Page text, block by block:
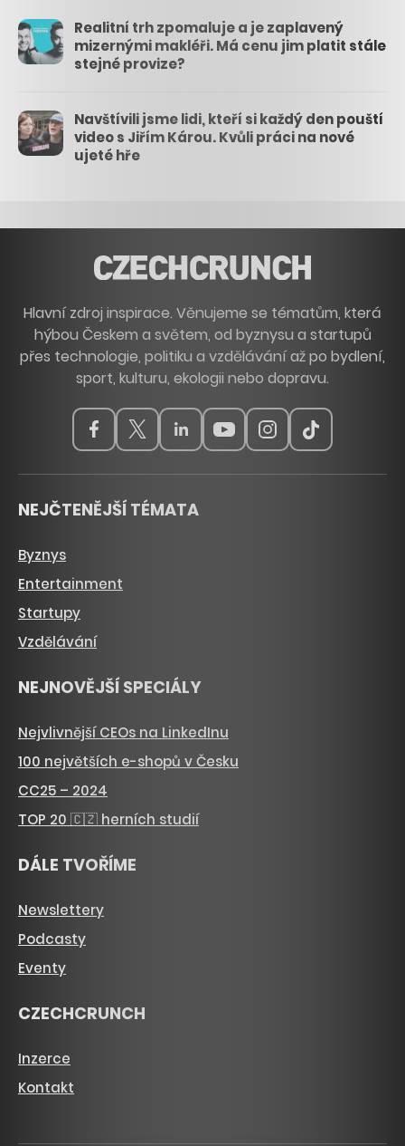
Realitní trh zpomaluje a je zaplavený
mizernými makléři. Má cenu jim platit stále
stejné provize?
Navštívili jsme lidi, kteří si každý den pouští
video s Jiřím Károu. Kvůli práci na nové
ujeté hře
Hlavní zdroj inspirace. Věnujeme se tématům, která
hýbou Českem a světem, od byznysu a startupů
přes technologie, politiku a vzdělávání až po bydlení,
sport, kulturu, ekologii nebo dopravu.
NEJČTENĚJŠÍ TÉMATA
Byznys
Entertainment
Startupy
Vzdělávání
NEJNOVĚJŠÍ SPECIÁLY
Nejvlivnější CEOs na LinkedInu
100 největších e-shopů v Česku
CC25 – 2024
TOP 20 🇨🇿 herních studií
DÁLE TVOŘÍME
Newslettery
Podcasty
Eventy
CZECHCRUNCH
Inzerce
Kontakt